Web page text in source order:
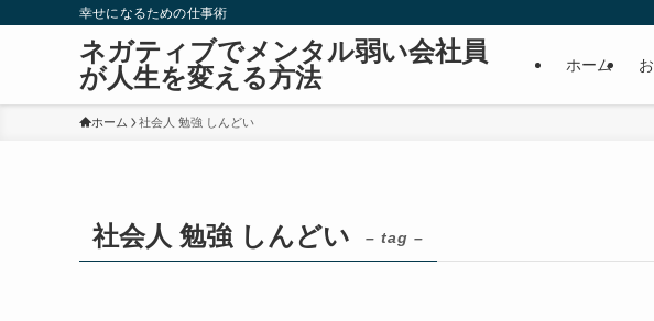
幸せになるための仕事術
ネガティブでメンタル弱い会社員
が人生を変える方法
ホーム
ホーム 社会人 勉強 しんどい
社会人 勉強 しんどい – tag –